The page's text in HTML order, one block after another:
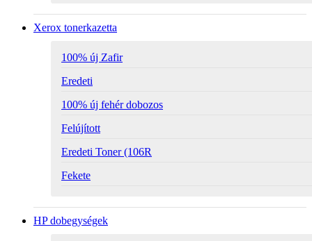
Xerox tonerkazetta
100% új Zafir
Eredeti
100% új fehér dobozos
Felújított
Eredeti Toner (106R
Fekete
HP dobegységek